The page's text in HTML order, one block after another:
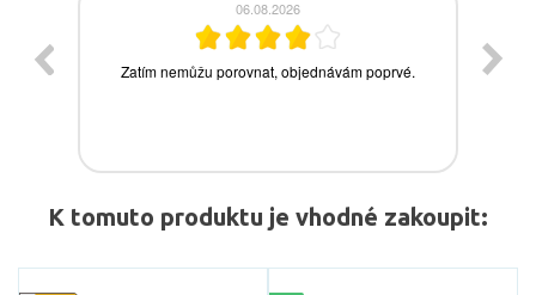
K tomuto produktu je vhodné zakoupit: